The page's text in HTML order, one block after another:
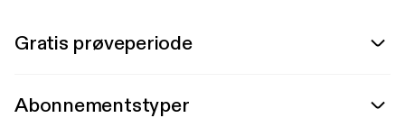
Gratis prøveperiode
Abonnementstyper